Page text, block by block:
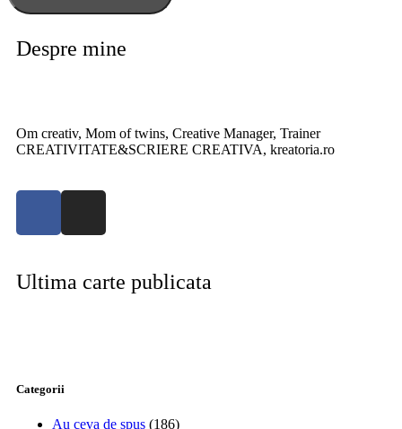
Despre mine
Om creativ, Mom of twins, Creative Manager, Trainer
CREATIVITATE&SCRIERE CREATIVA, kreatoria.ro
Ultima carte publicata
Categorii
Au ceva de spus (186)